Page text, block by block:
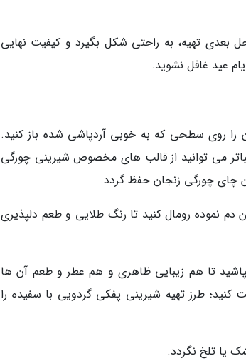
بعدی تهیه، به راحتی شکل بگیرد و کیفیت نهایی
عید غافل نشوید.
را روی سطحی که به خوبی آردپاشی شده باز کنید.
می توانید از قالب های مخصوص شیرینی چورگی
چای چورگی زنجان حفظ گردد.
نموده رومال کنید تا رنگ طلایی و طعم دلپذیری
تا هم زیبایی ظاهری و هم عطر و طعم آن ها
طرز تهیه شیرینی پفکی گردویی با سفیده را
یا تلخ نگردد.